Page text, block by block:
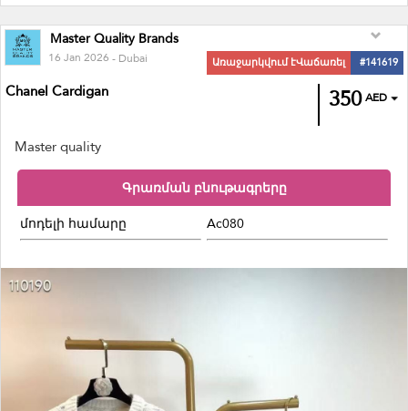
Master Quality Brands
16 Jan 2026- Dubai Առաջարկվում էՎաճառել #141619
350AED
Chanel Cardigan
Master quality
Գրառման բնութագրերը
մոդելի համարը
Ac080